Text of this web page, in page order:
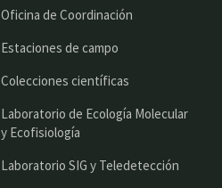
Oficina de Coordinación
Estaciones de campo
Colecciones científicas
Laboratorio de Ecología Molecular
y Ecofisiología
Laboratorio SIG y Teledetección